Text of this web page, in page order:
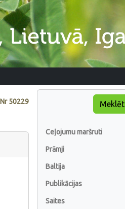
Nr50229 Meklēt
Ceļojumu maršruti
Prāmji
Baltija
Publikācijas
Saites